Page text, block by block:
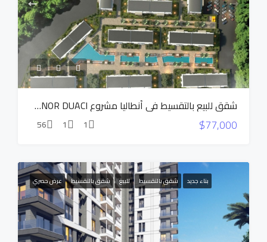
شقق للبيع بالتقسيط في أنطاليا مشروع MANOR DUACI
$77,000
1
1
56
بناء جديد شقق بالتقسيط للبيع شقق بالتقسيط عرض حصري